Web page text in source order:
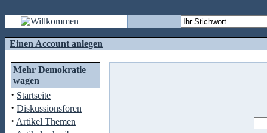
Einen Account anlegen
Mehr Demokratie
wagen
· Startseite
· Diskussionsforen
· Artikel Themen